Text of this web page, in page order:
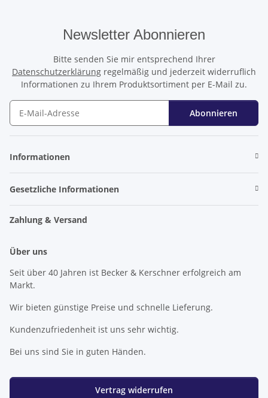
Newsletter Abonnieren
Bitte senden Sie mir entsprechend Ihrer
Datenschutzerklärung regelmäßig und jederzeit widerruflich
Informationen zu Ihrem Produktsortiment per E-Mail zu.
Abonnieren
Informationen
Gesetzliche Informationen
Zahlung & Versand
Über uns
Seit über 40 Jahren ist Becker & Kerschner erfolgreich am
Markt.
Wir bieten günstige Preise und schnelle Lieferung.
Kundenzufriedenheit ist uns sehr wichtig.
Bei uns sind Sie in guten Händen.
Vertrag widerrufen